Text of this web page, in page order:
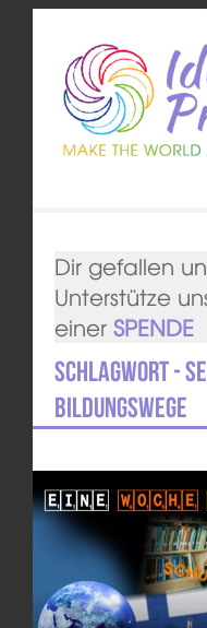
Dir gefallen
Unterstütze
einer SPENDE
Schlagwort -
Bildungswege